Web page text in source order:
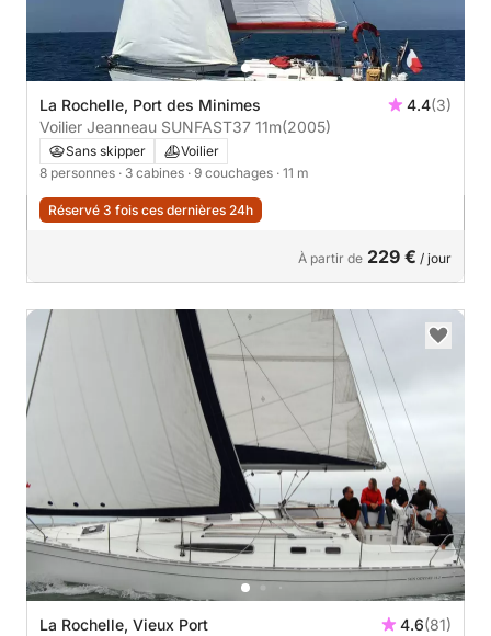
La Rochelle, Port des Minimes 4.4(3)
Voilier Jeanneau SUNFAST37 11m(2005)
Sans skipper
Voilier
8 personnes · 3 cabines · 9 couchages · 11 m
Réservé 3 fois ces dernières 24h
À partir de 229 € / jour
La Rochelle, Vieux Port 4.6(81)